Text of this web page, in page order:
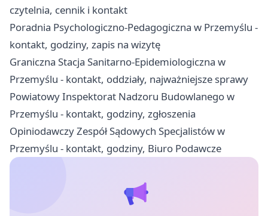
czytelnia, cennik i kontakt
Poradnia Psychologiczno-Pedagogiczna w Przemyślu -
kontakt, godziny, zapis na wizytę
Graniczna Stacja Sanitarno-Epidemiologiczna w
Przemyślu - kontakt, oddziały, najważniejsze sprawy
Powiatowy Inspektorat Nadzoru Budowlanego w
Przemyślu - kontakt, godziny, zgłoszenia
Opiniodawczy Zespół Sądowych Specjalistów w
Przemyślu - kontakt, godziny, Biuro Podawcze